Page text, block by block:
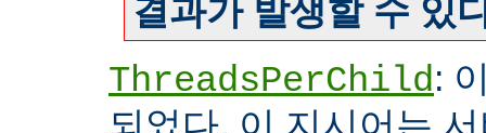
결과가 발생할 수 있
ThreadsPerChild:
되었다. 이 지시어는